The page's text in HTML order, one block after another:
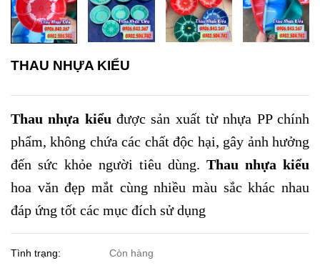
THAU NHỰA KIỂU
Thau nhựa kiểu được sản xuất từ nhựa PP chính
phẩm, không chứa các chất độc hại, gây ảnh hưởng
đến sức khỏe người tiêu dùng. Thau nhựa kiểu
hoa văn đẹp mắt cùng nhiều màu sắc khác nhau
đáp ứng tốt các mục đích sử dụng
Tình trạng: Còn hàng